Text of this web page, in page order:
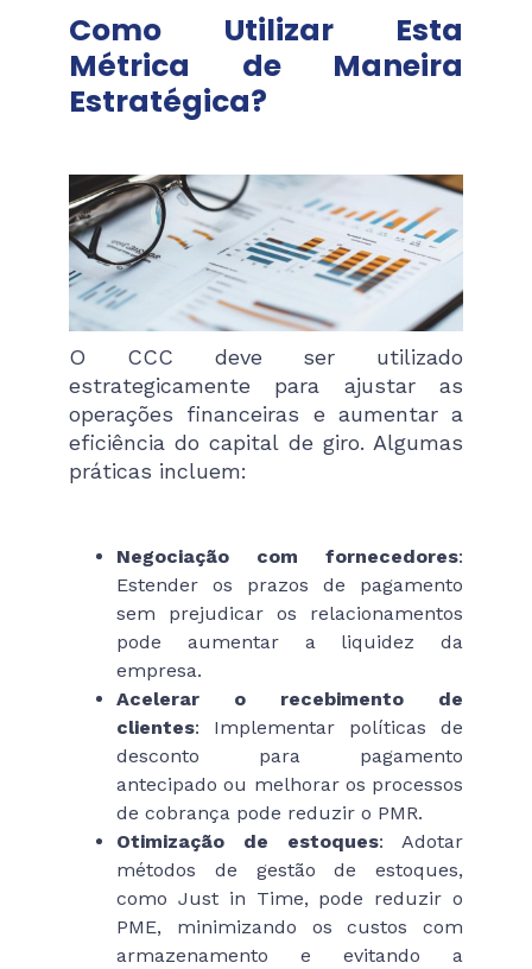
Como Utilizar Esta
Métrica de Maneira
Estratégica?
O CCC deve ser utilizado
estrategicamente para ajustar as
operações financeiras e aumentar a
eficiência do capital de giro. Algumas
práticas incluem:
Negociação com fornecedores:
Estender os prazos de pagamento
sem prejudicar os relacionamentos
pode aumentar a liquidez da
empresa.
Acelerar o recebimento de
clientes: Implementar políticas de
desconto para pagamento
antecipado ou melhorar os processos
de cobrança pode reduzir o PMR.
Otimização de estoques: Adotar
métodos de gestão de estoques,
como Just in Time, pode reduzir o
PME, minimizando os custos com
armazenamento e evitando a